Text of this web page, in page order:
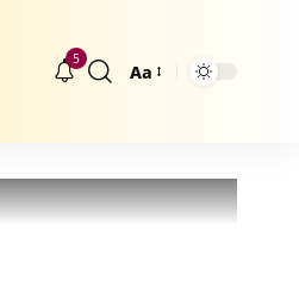
5
Größenänderung
Aa